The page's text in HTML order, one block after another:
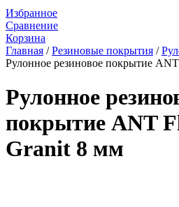
Избранное
Сравнение
Корзина
Главная /Резиновые покрытия /
Рулонное резиновое покрытие
Рулонное
покрытие ANT
Granit 8 мм